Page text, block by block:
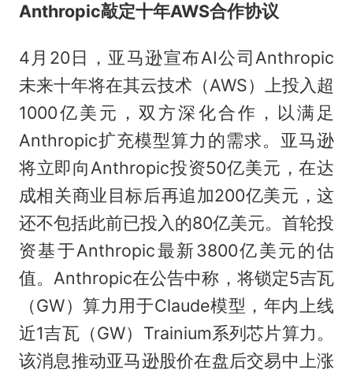
Anthropic敲定十年AWS合作协议
4月20日，亚马逊宣布AI公司Anthropic
未来十年将在其云技术（AWS）上投入超
1000亿美元，双方深化合作，以满足
Anthropic扩充模型算力的需求。亚马逊
将立即向Anthropic投资50亿美元，在达
成相关商业目标后再追加200亿美元，这
还不包括此前已投入的80亿美元。首轮投
资基于Anthropic最新3800亿美元的估
值。Anthropic在公告中称，将锁定5吉瓦
（GW）算力用于Claude模型，年内上线
近1吉瓦（GW）Trainium系列芯片算力。
该消息推动亚马逊股价在盘后交易中上涨